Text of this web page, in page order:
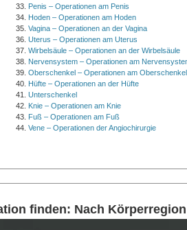
Penis – Operationen am Penis
Hoden – Operationen am Hoden
Vagina – Operationen an der Vagina
Uterus – Operationen am Uterus
Wirbelsäule – Operationen an der Wirbelsäule
Nervensystem – Operationen am
Oberschenkel – Operationen am Oberschenkel
Hüfte – Operationen an der Hüfte
Unterschenkel
Knie – Operationen am Knie
Fuß – Operationen am Fuß
Vene – Operationen der Angiochirurgie
finden: Nach Körperregion